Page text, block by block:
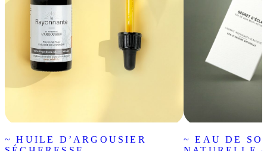
~ HUILE D’ARGOUSIER
~ EAU DE